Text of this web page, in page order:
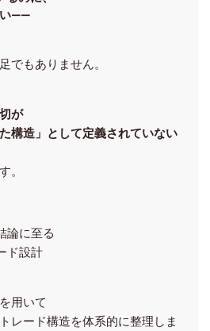
い——
でもありません。
が
構造」として定義されていない
。
論に至る
ド設計
用いて
レード構造を体系的に整理しま